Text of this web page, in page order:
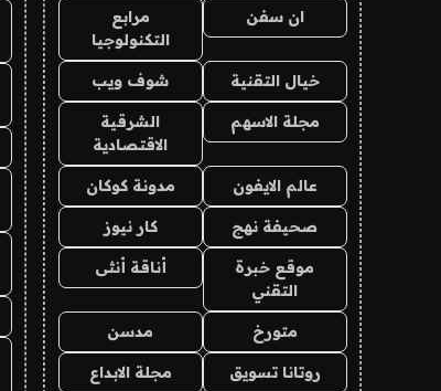
ان سفن
مرابع
التكنولوجيا
خيال التقنية شوف ويب
مجلة الاسهم
الشرقية
الاقتصادية
عالم الايفون مدونة كوكان
صحيفة نهج كار نيوز
موقع خبرة
التقني
أناقة أنثى
متورخ مدسن
روتانا تسويق مجلة الابداع